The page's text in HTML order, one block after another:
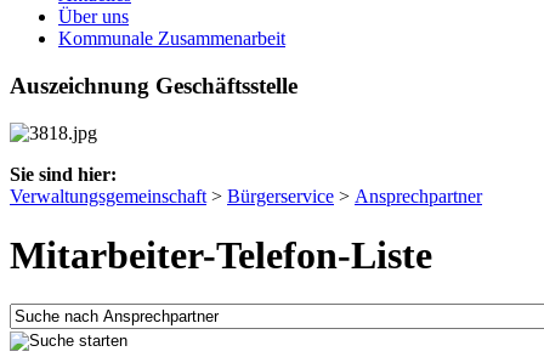
Über uns
Kommunale Zusammenarbeit
Auszeichnung Geschäftsstelle
Sie sind hier:
Verwaltungsgemeinschaft > Bürgerservice > Ansprechpartner
Mitarbeiter-Telefon-Liste